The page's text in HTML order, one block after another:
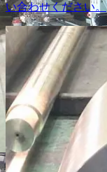
い合わせください。